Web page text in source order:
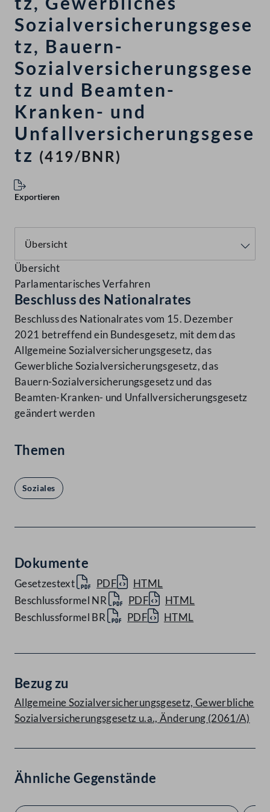
Sozialversicherungsgese
tz, Bauern-
Sozialversicherungsgese
tz und Beamten-
Kranken- und
Unfallversicherungsgese
tz (419/BNR)
Exportieren
Übersicht
Parlamentarisches Verfahren
Beschluss des Nationalrates
Beschluss des Nationalrates vom 15. Dezember
2021 betreffend ein Bundesgesetz, mit dem das
Allgemeine Sozialversicherungsgesetz, das
Gewerbliche Sozialversicherungsgesetz, das
Bauern-Sozialversicherungsgesetz und das
Beamten-Kranken- und Unfallversicherungsgesetz
geändert werden
Themen
Soziales
Dokumente
Gesetzestext PDF
HTML
Beschlussformel NR
PDF
HTML
Beschlussformel BR
PDF HTML
Bezug zu
Allgemeine Sozialversicherungsgesetz, Gewerbliche
Sozialversicherungsgesetz u.a., Änderung (2061/A)
Ähnliche Gegenstände